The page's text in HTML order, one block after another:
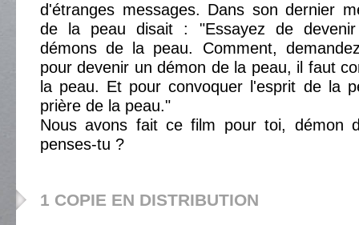
d'étranges messages. Dans son dernier
de la peau disait : "Essayez de
démons de la peau. Comment,
pour devenir un démon de la peau, il faut
la peau. Et pour convoquer l'esprit de la
prière de la peau."
Nous avons fait ce film pour toi, démon
penses-tu ?
1 COPIE EN DISTRIBUTION